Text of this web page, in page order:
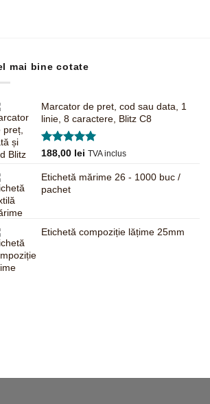
mai bine cotate
Marcator de pret, cod sau data, 1
linie, 8 caractere, Blitz C8
Evaluat la
188,00 lei TVA inclus
Etichetă mărime 26 - 1000 buc /
pachet
Etichetă compoziție lățime 25mm